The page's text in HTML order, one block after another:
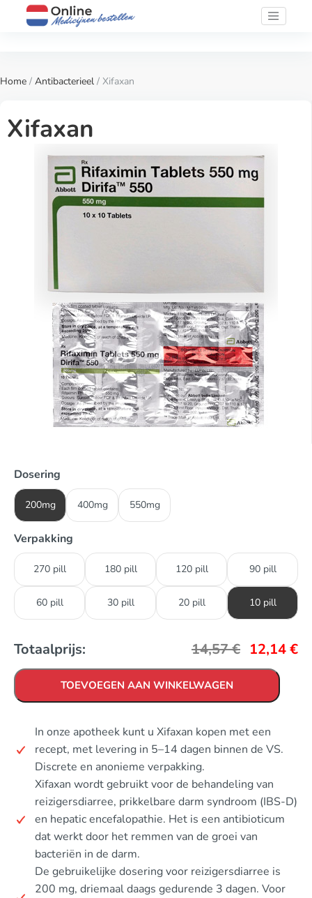
Home / Antibacterieel / Xifaxan
Xifaxan
Dosering
200mg 400mg 550mg
Verpakking
270 pill 180 pill 120 pill 90 pill
60 pill 30 pill 20 pill 10 pill
Totaalprijs: 14,57€ 12,14€
TOEVOEGEN AAN WINKELWAGEN
In onze apotheek kunt u Xifaxan kopen met een
recept, met levering in 5–14 dagen binnen de VS.
Discrete en anonieme verpakking.
Xifaxan wordt gebruikt voor de behandeling van
reizigersdiarree, prikkelbare darm syndroom (IBS-D)
en hepatic encefalopathie. Het is een antibioticum
dat werkt door het remmen van de groei van
bacteriën in de darm.
De gebruikelijke dosering voor reizigersdiarree is
200 mg, driemaal daags gedurende 3 dagen. Voor